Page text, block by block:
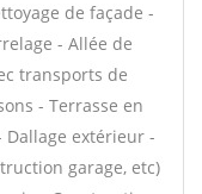
de façade -
- Allée de
transports de
- Terrasse en
Dallage extérieur -
garage, etc)